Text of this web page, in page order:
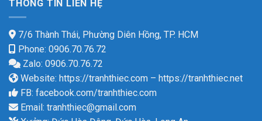
THÔNG TIN LIÊN HỆ
7/6 Thành Thái, Phường Diên Hồng, TP. HCM
Phone: 0906.70.76.72
Zalo: 0906.70.76.72
Website: https://tranhthiec.com – https://tranhthiec.net
FB: facebook.com/tranhthiec.com
Email: tranhthiec@gmail.com